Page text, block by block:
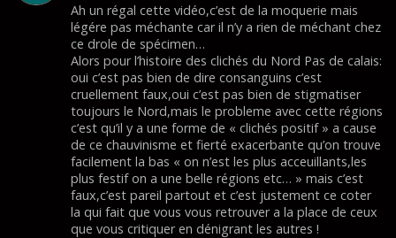
Ah un régal cette vidéo,c’est de la moquerie mais
légére pas méchante car il n’y a rien de méchant chez
ce drole de spécimen…
Alors pour l’histoire des clichés du Nord Pas de calais:
oui c’est pas bien de dire consanguins c’est
cruellement faux,oui c’est pas bien de stigmatiser
toujours le Nord,mais le probleme avec cette régions
c’est qu’il y a une forme de « clichés positif » a cause
de ce chauvinisme et fierté exacerbante qu’on trouve
facilement la bas « on n’est les plus acceuillants,les
plus festif on a une belle régions etc… » mais c’est
faux,c’est pareil partout et c’est justement ce coter
la qui fait que vous vous retrouver a la place de ceux
que vous critiquer en dénigrant les autres !